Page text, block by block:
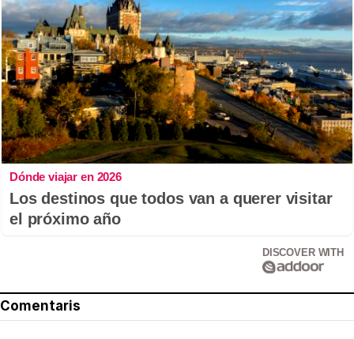
Dónde viajar en 2026
Los destinos que todos van a querer visitar
el próximo año
DISCOVER WITH
Comentaris